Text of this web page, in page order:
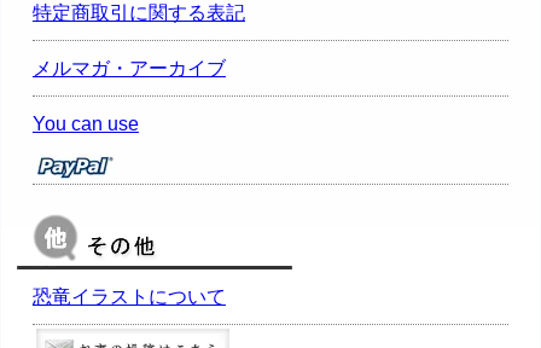
特定商取引に関する表記
メルマガ・アーカイブ
You can use
恐竜イラストについて